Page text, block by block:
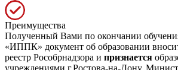
Преимущества
Полученный Вами по окончании
«ИППК» документ об образовании
реестр Рособрнадзора и признается
учреждениями г.Ростова-на-Дону,